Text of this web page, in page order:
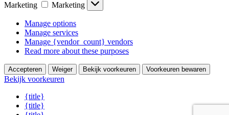
Marketing
Marketing
Manage options
Manage services
Manage {vendor_count} vendors
Read more about these purposes
Accepteren Weiger Bekijk voorkeuren Voorkeuren bewaren
Bekijk voorkeuren
{title}
{title}